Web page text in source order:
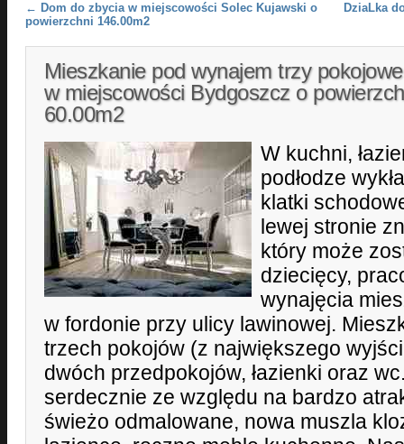
Post navigation
← Dom do zbycia w miejscowości Solec Kujawski o
powierzchni 146.00m2
DziaLka
Mieszkanie pod wynajem trzy
w miejscowości Bydgoszcz o
60.00m2
W kuchni,
podłodze
klatki
lewej stronie
który może
dziecięcy,
wynajęcia
w fordonie przy ulicy lawinowej.
trzech pokojów (z największego
dwóch przedpokojów, łazienki oraz
serdecznie ze względu na bardzo
świeżo odmalowane, nowa muszla